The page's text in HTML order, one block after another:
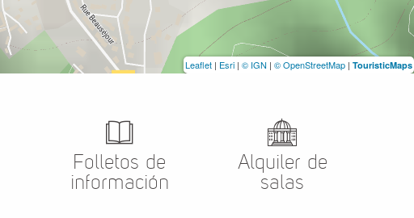
Leaflet | Esri | © IGN | © OpenStreetMap | TouristicMaps
Folletos de
información
Alquiler de
salas